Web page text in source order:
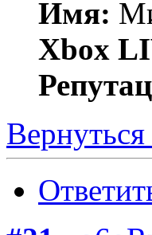
Имя:
Xbox